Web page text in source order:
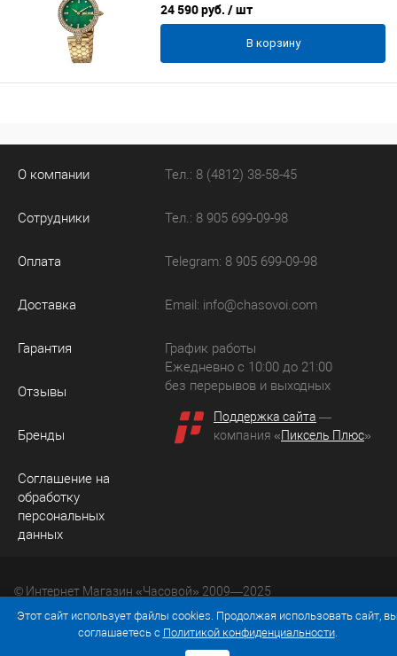
24 590 руб. / шт
В корзину
О компании
Сотрудники
Оплата
Доставка
Гарантия
Отзывы
Бренды
Соглашение на
обработку
персональных
данных
Тел.: 8 (4812) 38-58-45
Тел.: 8 905 699-09-98
Telegram: 8 905 699-09-98
Email: info@chasovoi.com
График работы
Ежедневно с 10:00 до 21:00
без перерывов и выходных
Поддержка сайта —
компания «Пиксель Плюс»
© Интернет Магазин «Часовой» 2009—2025
Юридический адрес: 214036 Россия, г. Смоленск, ул.
Рыленкова, д. 61а, кв. 24.
Этот сайт использует файлы cookies. Продолжая использовать сайт,
соглашаетесь с Политикой конфиденциальности.